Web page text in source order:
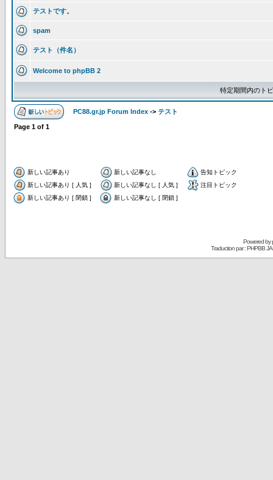
テストです。
spam
テスト（件名）
Welcome to phpBB 2
特定期間内のト
PC88.gr.jp Forum Index -> テスト
Page 1 of 1
新しい記事あり 新しい記事なし
告知トピック
新しい記事あり [ 人気 ]
新しい記事なし [ 人気 ]
注目トピック
新しい記事あり [ 閉鎖 ]
新しい記事なし [ 閉鎖 ]
Powered by
Traduction par : PHPBB